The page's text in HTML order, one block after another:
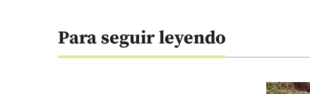
Para seguir leyendo